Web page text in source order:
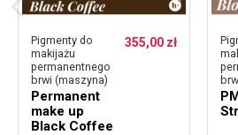
Pigmenty do
makijażu
permanentnego
brwi (maszyna)
Permanent
make up
Black Coffee
355,00 zł